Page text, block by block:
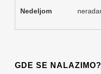
Nedeljom
GDE SE NALAZIMO?